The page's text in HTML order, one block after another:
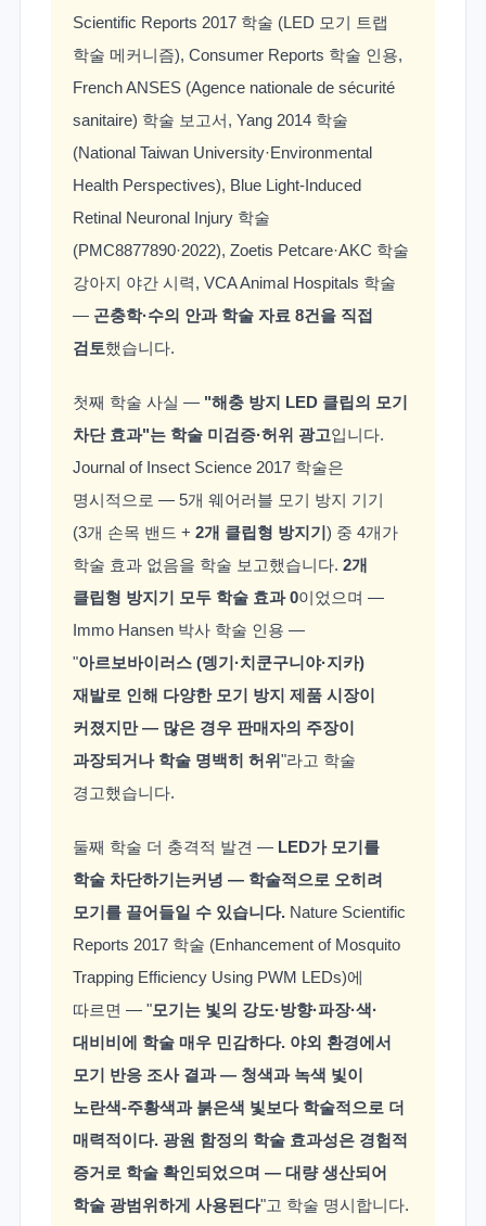
Scientific Reports 2017 학술 (LED 모기 트랩
학술 메커니즘), Consumer Reports 학술 인용,
French ANSES (Agence nationale de sécurité
sanitaire) 학술 보고서, Yang 2014 학술
(National Taiwan University·Environmental
Health Perspectives), Blue Light-Induced
Retinal Neuronal Injury 학술
(PMC8877890·2022), Zoetis Petcare·AKC 학술
강아지 야간 시력, VCA Animal Hospitals 학술
— 곤충학·수의 안과 학술 자료 8건을 직접
검토했습니다.
첫째 학술 사실 — "해충 방지 LED 클립의 모기
차단 효과"는 학술 미검증·허위 광고입니다.
Journal of Insect Science 2017 학술은
명시적으로 — 5개 웨어러블 모기 방지 기기
(3개 손목 밴드 + 2개 클립형 방지기) 중 4개가
학술 효과 없음을 학술 보고했습니다. 2개
클립형 방지기 모두 학술 효과 0이었으며 —
Immo Hansen 박사 학술 인용 —
"아르보바이러스 (뎅기·치쿤구니야·지카)
재발로 인해 다양한 모기 방지 제품 시장이
커졌지만 — 많은 경우 판매자의 주장이
과장되거나 학술 명백히 허위"라고 학술
경고했습니다.
둘째 학술 더 충격적 발견 — LED가 모기를
학술 차단하기는커녕 — 학술적으로 오히려
모기를 끌어들일 수 있습니다.Nature Scientific
Reports 2017 학술 (Enhancement of Mosquito
Trapping Efficiency Using PWM LEDs)에
따르면 — "모기는 빛의 강도·방향·파장·색·
대비비에 학술 매우 민감하다. 야외 환경에서
모기 반응 조사 결과 — 청색과 녹색 빛이
노란색-주황색과 붉은색 빛보다 학술적으로 더
매력적이다. 광원 함정의 학술 효과성은 경험적
증거로 학술 확인되었으며 — 대량 생산되어
학술 광범위하게 사용된다"고 학술 명시합니다.